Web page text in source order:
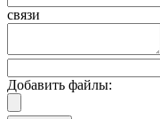
связи
Добавить файлы: